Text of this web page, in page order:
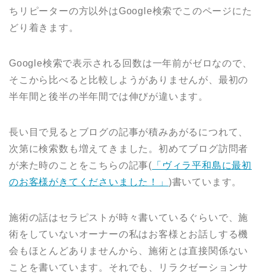
ちリピーターの方以外はGoogle検索でこのページにた
どり着きます。
Google検索で表示される回数は一年前がゼロなので、
そこから比べると比較しようがありませんが、最初の
半年間と後半の半年間では伸びが違います。
長い目で見るとブログの記事が積みあがるにつれて、
次第に検索数も増えてきました。初めてブログ訪問者
が来た時のことをこちらの記事( 「ヴィラ平和島に最初
のお客様がきてくださいました！」 )書いています。
施術の話はセラピストが時々書いているぐらいで、施
術をしていないオーナーの私はお客様とお話しする機
会もほとんどありませんから、施術とは直接関係ない
ことを書いています。それでも、リラクゼーションサ